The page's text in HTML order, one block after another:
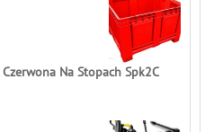
Na Stopach Spk2C